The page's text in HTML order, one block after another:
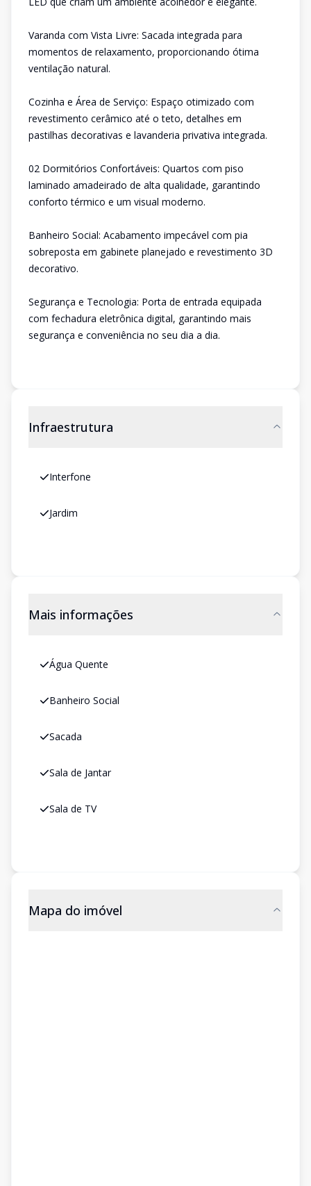
Varanda com Vista Livre: Sacada integrada para
momentos de relaxamento, proporcionando ótima
ventilação natural.
Cozinha e Área de Serviço: Espaço otimizado com
revestimento cerâmico até o teto, detalhes em
pastilhas decorativas e lavanderia privativa integrada.
02 Dormitórios Confortáveis: Quartos com piso
laminado amadeirado de alta qualidade, garantindo
conforto térmico e um visual moderno.
Banheiro Social: Acabamento impecável com pia
sobreposta em gabinete planejado e revestimento 3D
decorativo.
Segurança e Tecnologia: Porta de entrada equipada
com fechadura eletrônica digital, garantindo mais
segurança e conveniência no seu dia a dia.
Infraestrutura
Interfone
Jardim
Mais informações
Água Quente
Banheiro Social
Sacada
Sala de Jantar
Sala de TV
Mapa do imóvel